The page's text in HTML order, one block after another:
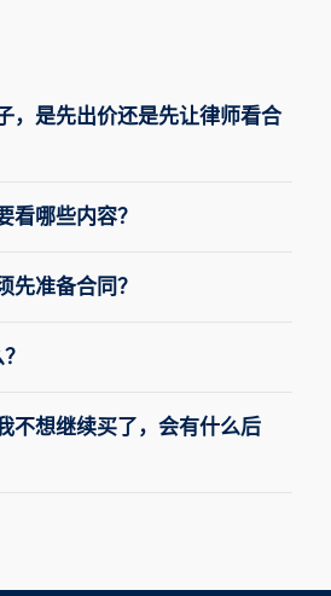
，是先出价还是先让律师看合
看哪些内容？
先准备合同？
不想继续买了，会有什么后